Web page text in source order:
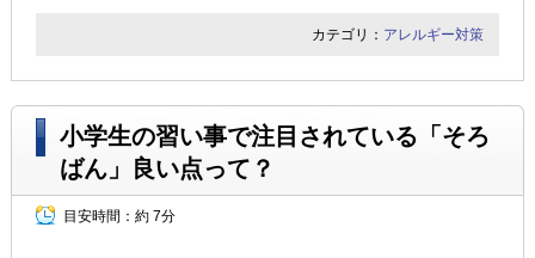
カテゴリ： アレルギー対策
小学生の習い事で注目されている「そろ
ばん」良い点って？
目安時間： 約 7分